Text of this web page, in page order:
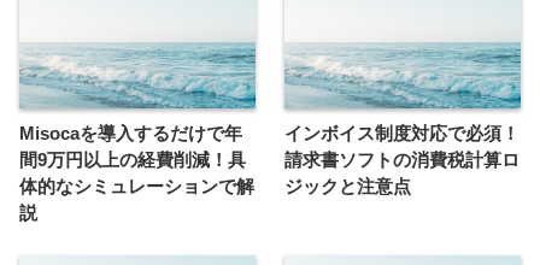
Misocaを導入するだけで年
間9万円以上の経費削減！具
体的なシミュレーションで解
説
インボイス制度対応で必須！
請求書ソフトの消費税計算ロ
ジックと注意点